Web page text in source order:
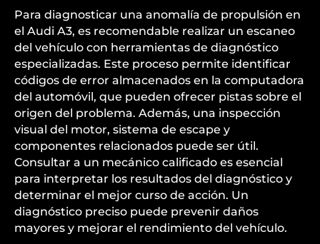
Para diagnosticar una anomalía de propulsión en
el Audi A3, es recomendable realizar un escaneo
del vehículo con herramientas de diagnóstico
especializadas. Este proceso permite identificar
códigos de error almacenados en la computadora
del automóvil, que pueden ofrecer pistas sobre el
origen del problema. Además, una inspección
visual del motor, sistema de escape y
componentes relacionados puede ser útil.
Consultar a un mecánico calificado es esencial
para interpretar los resultados del diagnóstico y
determinar el mejor curso de acción. Un
diagnóstico preciso puede prevenir daños
mayores y mejorar el rendimiento del vehículo.